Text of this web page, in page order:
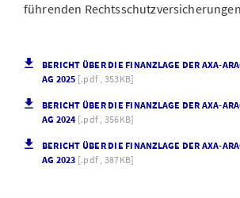
führenden
BERICHT ÜBER DIE FINANZLAGE DER AXA-
AG 2025 [.pdf , 353KB]
BERICHT ÜBER DIE FINANZLAGE DER AXA-
AG 2024 [.pdf , 356KB]
BERICHT ÜBER DIE FINANZLAGE DER AXA-
AG 2023 [.pdf , 387KB]